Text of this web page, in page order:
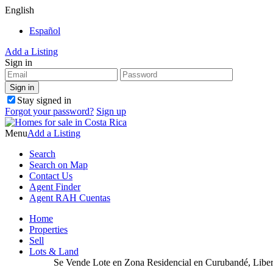
English
Español
Add a Listing
Sign in
Stay signed in
Forgot your password? Sign up
MenuAdd a Listing
Search
Search on Map
Contact Us
Agent Finder
Agent RAH Cuentas
Home
Properties
Sell
Lots & Land
Se Vende Lote en Zona Residencial en Curubandé,